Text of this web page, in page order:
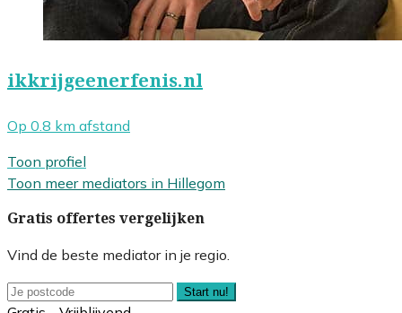
ikkrijgeenerfenis.nl
Op 0.8 km afstand
Toon profiel
Toon meer mediators in Hillegom
Gratis offertes vergelijken
Vind de beste mediator in je regio.
Start nu!